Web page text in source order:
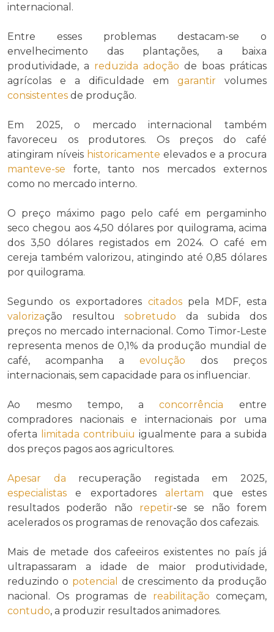
internacional.
Entre esses problemas destacam-se o
envelhecimento das plantações, a baixa
produtividade, a reduzida adoção de boas práticas
agrícolas e a dificuldade em garantir volumes
consistentes de produção.
Em 2025, o mercado internacional também
favoreceu os produtores. Os preços do café
atingiram níveis historicamente elevados e a procura
manteve-se forte, tanto nos mercados externos
como no mercado interno.
O preço máximo pago pelo café em pergaminho
seco chegou aos 4,50 dólares por quilograma, acima
dos 3,50 dólares registados em 2024. O café em
cereja também valorizou, atingindo até 0,85 dólares
por quilograma.
Segundo os exportadores citadospela MDF, esta
valorização resultousobretudo da subida dos
preços no mercado internacional. Como Timor-Leste
representa menos de 0,1% da produção mundial de
café, acompanha a evolução dos preços
internacionais, sem capacidade para os influenciar.
Ao mesmo tempo, aconcorrência entre
compradores nacionais e internacionais por uma
oferta
limitada contribuiu igualmente para a subida
dos preços pagos aos agricultores.
Apesar da recuperação registada em 2025,
especialistas e exportadoresalertam que estes
resultados poderão não repetir-se se não forem
acelerados os programas de renovação dos cafezais.
Mais de metade dos cafeeiros existentes no país já
ultrapassaram a idade de maior produtividade,
reduzindo o potencial
de crescimento da produção
nacional. Os programas de reabilitação começam,
contudo, a produzir resultados animadores.